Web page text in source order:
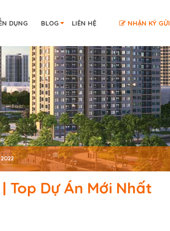
DỤNG BLOG LIÊN HỆ NHẬN KÝ GỬI
2022
Top Dự Án Mới Nhất